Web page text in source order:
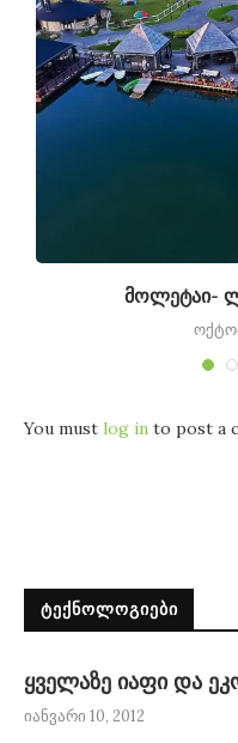
მოლეტაი-
You must log in to post a
ᲢᲔᲥᲜᲝᲚᲝᲒᲘᲔᲑᲘ
ყველაზე იაფი და
იანვარი 10, 2012